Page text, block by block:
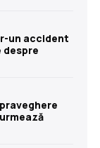
un accident
despre